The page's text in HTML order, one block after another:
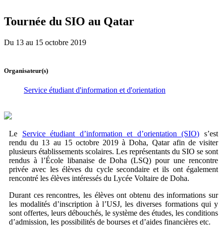
Tournée du SIO au Qatar
Du 13 au 15 octobre 2019
Organisateur(s)
Service étudiant d'information et d'orientation
Le Service étudiant d’information et d’orientation (SIO) s’est
rendu du 13 au 15 octobre 2019 à Doha, Qatar afin de visiter
plusieurs établissements scolaires. Les représentants du SIO se sont
rendus à l’École libanaise de Doha (LSQ) pour une rencontre
privée avec les élèves du cycle secondaire et ils ont également
rencontré les élèves intéressés du Lycée Voltaire de Doha.
Durant ces rencontres, les élèves ont obtenu des informations sur
les modalités d’inscription à l’USJ, les diverses formations qui y
sont offertes, leurs débouchés, le système des études, les conditions
d’admission, les possibilités de bourses et d’aides financières etc.